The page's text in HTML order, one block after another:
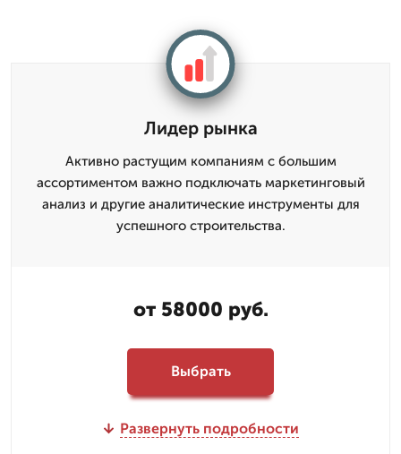
Лидер рынка
Активно растущим компаниям с большим
ассортиментом важно подключать маркетинговый
анализ и другие аналитические инструменты для
успешного строительства.
от 58000 руб.
Выбрать
Развернуть подробности